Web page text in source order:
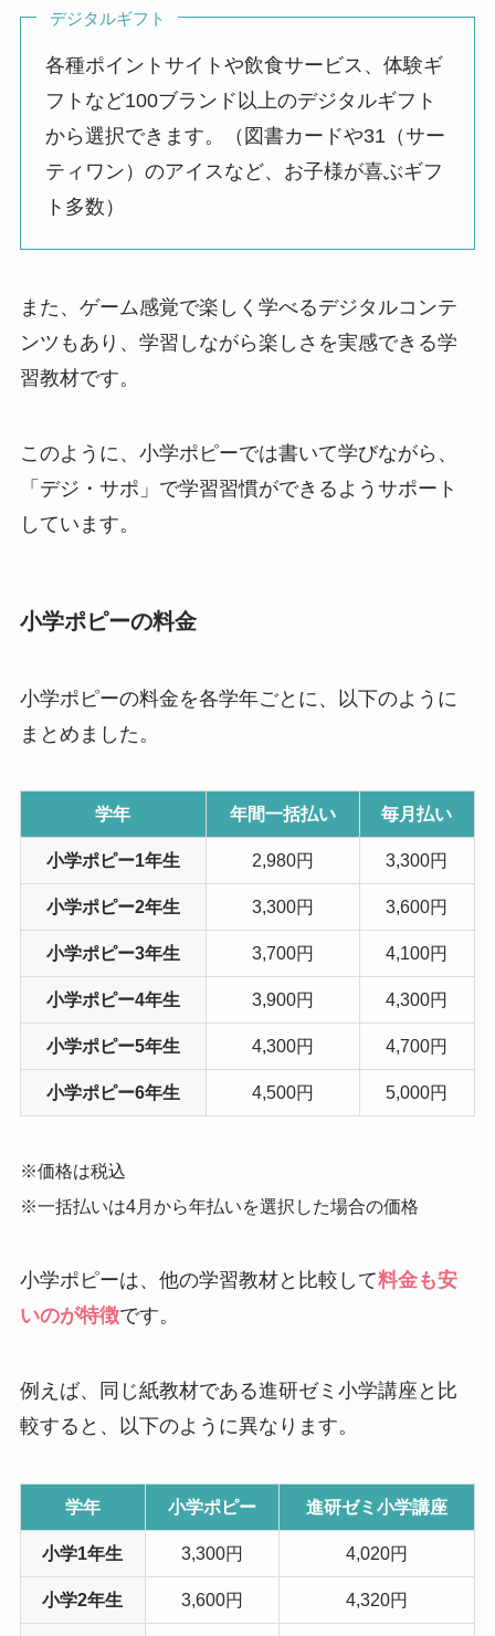
デジタルギフト
各種ポイントサイトや飲食サービス、体験ギ
フトなど100ブランド以上のデジタルギフト
から選択できます。（図書カードや31（サー
ティワン）のアイスなど、お子様が喜ぶギフ
ト多数）
また、ゲーム感覚で楽しく学べるデジタルコンテ
ンツもあり、学習しながら楽しさを実感できる学
習教材です。
このように、小学ポピーでは書いて学びながら、
「デジ・サポ」で学習習慣ができるようサポート
しています。
小学ポピーの料金
小学ポピーの料金を各学年ごとに、以下のように
まとめました。
学年 年間一括払い 毎月払い
小学ポピー1年生 2,980円 3,300円
小学ポピー2年生 3,300円 3,600円
小学ポピー3年生 3,700円 4,100円
小学ポピー4年生 3,900円 4,300円
小学ポピー5年生 4,300円 4,700円
小学ポピー6年生 4,500円 5,000円
※価格は税込
※一括払いは4月から年払いを選択した場合の価格
小学ポピーは、他の学習教材と比較して料金も安
いのが特徴です。
例えば、同じ紙教材である進研ゼミ小学講座と比
較すると、以下のように異なります。
学年 小学ポピー 進研ゼミ小学講座
小学1年生 3,300円 4,020円
小学2年生 3,600円 4,320円